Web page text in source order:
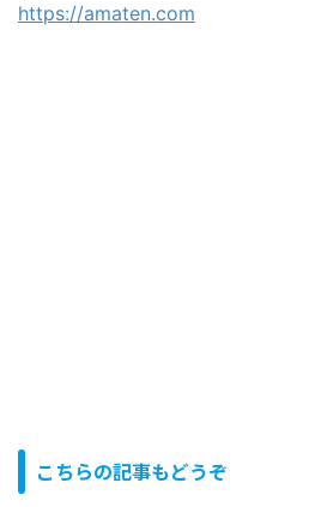
https://amaten.com
こちらの記事もどうぞ